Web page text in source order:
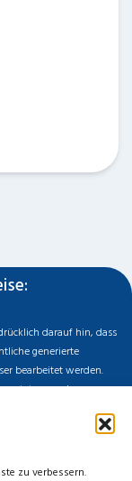
zu verbessern.
darauf hin, dass
generierte
bearbeitet werden.
wir in manchen
Services als
eigenen
Im Falle eines